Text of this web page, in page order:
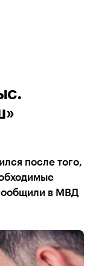
после того,
в МВД